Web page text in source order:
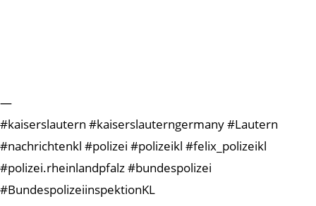
—
#kaiserslautern #kaiserslauterngermany #Lautern
#nachrichtenkl #polizei #polizeikl #felix_polizeikl
#polizei.rheinlandpfalz #bundespolizei
#BundespolizeiinspektionKL